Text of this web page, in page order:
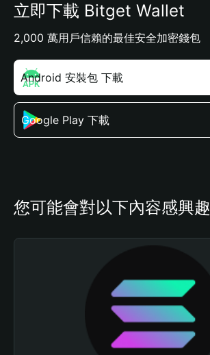
立即下載 Bitget Wallet
2,000 萬用戶信賴的最佳安全加密錢包
Android 安裝包 下載
Google Play 下載
您可能會對以下內容感興趣